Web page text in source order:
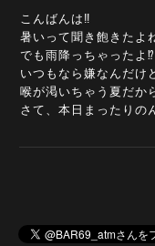
こんばんは‼️
暑いって聞き飽きたよ
でも雨降っちゃったよ⁉️
いつもなら嫌なんだけ
喉が渇いちゃう夏だか
さて、本日まったりの